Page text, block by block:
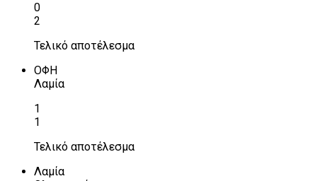
0
2
Τελικό αποτέλεσμα
ΟΦΗ
Λαμία
1
1
Τελικό αποτέλεσμα
Λαμία